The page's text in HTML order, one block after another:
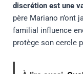
discrétion est une
père Mariano n’ont
familial influence
protège son cercle